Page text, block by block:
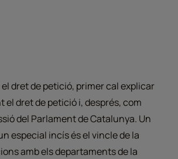
el dret de petició, primer cal explicar
el dret de petició i, després, com
del Parlament de Catalunya. Un
especial incís és el vincle de la
amb els departaments de la